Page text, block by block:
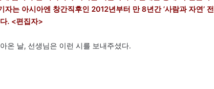
는 아시아엔 창간직후인 2012년부터 만 8년간 ‘사람과 자연’ 전
. <편집자>
온 날, 선생님은 이런 시를 보내주셨다.